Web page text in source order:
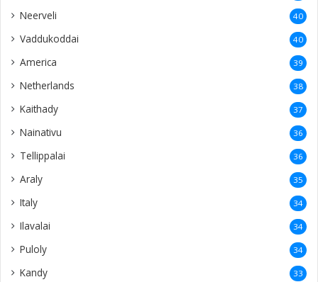
Neerveli 40
Vaddukoddai 40
America 39
Netherlands 38
Kaithady 37
Nainativu 36
Tellippalai 36
Araly 35
Italy 34
Ilavalai 34
Puloly 34
Kandy 33